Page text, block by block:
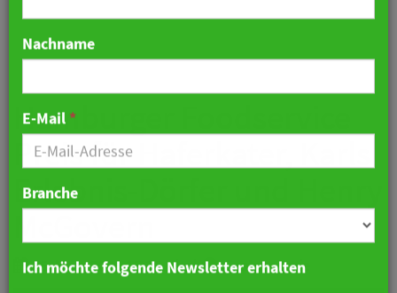
Hamburger Foodservice
Preis für Haferkater, Karls
Erlebnis-Dörfer und Henry
16. März 2026 15:15 Uhr| Gastronomie
Vorname
Nachname
E-Mail*
Branche